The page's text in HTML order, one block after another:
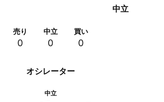
オシレーター
中立
中立
売り
0
中立
0
買い
0